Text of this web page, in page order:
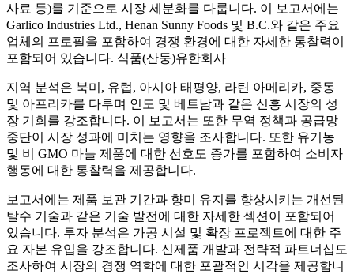
사료 등)를 기준으로 시장 세분화를 다룹니다. 이 보고서에는
Garlico Industries Ltd., Henan Sunny Foods 및 B.C.와 같은 주요
업체의 프로필을 포함하여 경쟁 환경에 대한 자세한 통찰력이
포함되어 있습니다. 식품(산둥)유한회사
지역 분석은 북미, 유럽, 아시아 태평양, 라틴 아메리카, 중동
및 아프리카를 다루며 인도 및 베트남과 같은 신흥 시장의 성
장 기회를 강조합니다. 이 보고서는 또한 무역 정책과 공급망
중단이 시장 성과에 미치는 영향을 조사합니다. 또한 유기농
및 비 GMO 마늘 제품에 대한 선호도 증가를 포함하여 소비자
행동에 대한 통찰력을 제공합니다.
보고서에는 제품 보관 기간과 향미 유지를 향상시키는 개선된
탈수 기술과 같은 기술 발전에 대한 자세한 섹션이 포함되어
있습니다. 투자 분석은 가공 시설 및 확장 프로젝트에 대한 주
요 자본 유입을 강조합니다. 신제품 개발과 전략적 파트너십도
조사하여 시장의 경쟁 역학에 대한 포괄적인 시각을 제공합니